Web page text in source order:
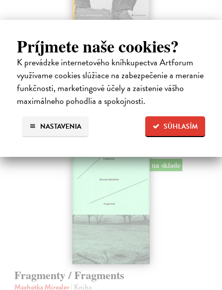
Príjmete naše cookies?
K prevádzke internetového kníhkupectva Artforum
využívame cookies slúžiace na zabezpečenie a meranie
funkčnosti, marketingové účely a zaistenie vášho
maximálneho pohodlia a spokojnosti.
SÚHLASÍM
NASTAVENIA
Marien Warner Mary| Kniha
Fotografové zařazení do této publikace jsou však nejen původními
tvůrci svých vlastních obrazů, ale čerpají inspiraci ze zkušenosti z
malby, designu, reklamy, žurnalistiky a společenských věd. V naší…
Na sklade
31,63 €
?
na sklade
Fragmenty / Fragments
Machotka Miroslav| Kniha